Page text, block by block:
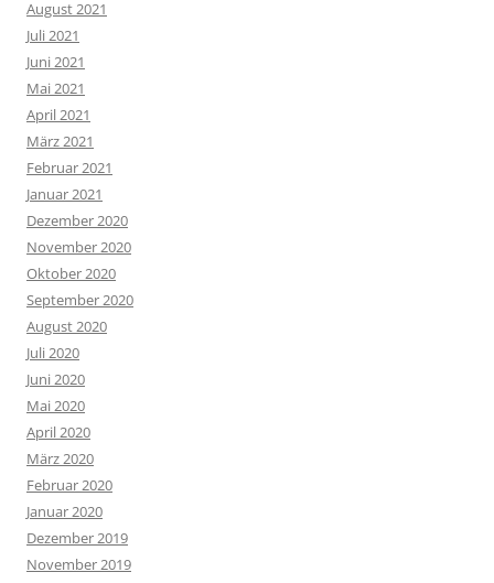
August 2021
Juli 2021
Juni 2021
Mai 2021
April 2021
März 2021
Februar 2021
Januar 2021
Dezember 2020
November 2020
Oktober 2020
September 2020
August 2020
Juli 2020
Juni 2020
Mai 2020
April 2020
März 2020
Februar 2020
Januar 2020
Dezember 2019
November 2019